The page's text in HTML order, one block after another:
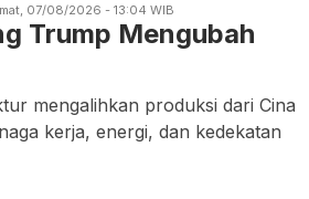
07/08/2026 - 13:04 WIB
Trump Mengubah
mengalihkan produksi dari Cina
kerja, energi, dan kedekatan